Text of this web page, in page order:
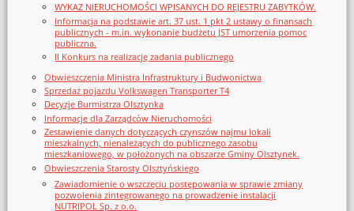
WYKAZ NIERUCHOMOŚCI WPISANYCH DO REJESTRU ZABYTKÓW.
Informacja na podstawie art. 37 ust. 1 pkt 2 ustawy o finansach
publicznych - m.in. wykonanie budżetu JST umorzenia pomoc
publiczna.
II Konkurs na realizację zadania publicznego
Obwieszczenia Ministra Infrastruktury i Budwonictwa
Sprzedaż pojazdu Volkswagen Transporter T4
Decyzje Burmistrza Olsztynka
Informacje dla Zarządców Nieruchomości
Zestawienie danych dotyczących czynszów najmu lokali
mieszkalnych, nienależących do publicznego zasobu
mieszkaniowego, w położonych na obszarze Gminy Olsztynek.
Obwieszczenia Starosty Olsztyńskiego
Zawiadomienie o wszczęciu postępowania w sprawie zmiany
pozwolenia zintegrowanego na prowadzenie instalacji
NUTRIPOL Sp. z o.o.